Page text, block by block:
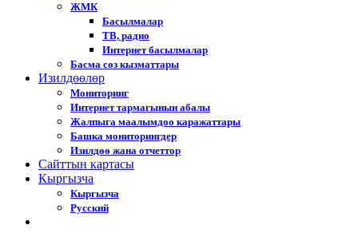
ЖМК
Басылмалар
ТВ, радио
Интернет басылмалар
Басма сөз кызматтары
Изилдөөлөр
Мониторинг
Интернет тармагынын абалы
Жалпыга маалымдоо каражаттары
Башка мониторингдер
Изилдөө жана отчеттор
Cайттын картасы
Кыргызча
Кыргызча
Русский